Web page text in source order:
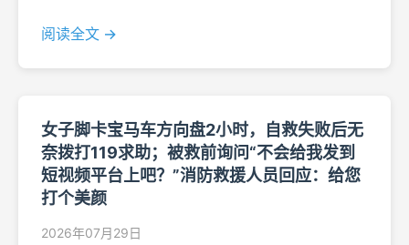
阅读全文 →
女子脚卡宝马车方向盘2小时，自救失败后无
奈拨打119求助；被救前询问“不会给我发到
短视频平台上吧？”消防救援人员回应：给您
打个美颜
2026年07月29日